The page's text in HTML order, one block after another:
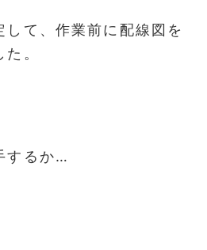
して、作業前に配線図を
。
するか…